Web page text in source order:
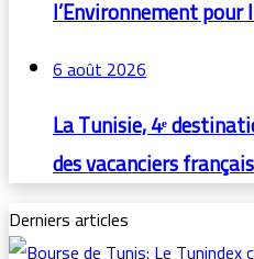
l’Environnement pour
6 août 2026
La Tunisie, 4ᵉ
des vacanciers
Derniers articles